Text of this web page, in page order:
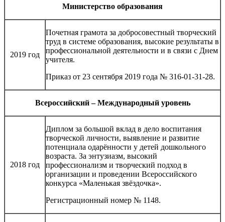
Министерство образования
2019 год
Почетная грамота за добросовестный творческий
труд в системе образования, высокие результаты в
профессиональной деятельности и в связи с Днем
учителя.
Приказ от 23 сентября 2019 года № 316-01-31-28.
Всероссийский – Международный уровень
2018 год
Диплом за большой вклад в дело воспитания
творческой личности, выявление и развитие
потенциала одарённости у детей дошкольного
возраста. За энтузиазм, высокий
профессионализм и творческий подход в
организации и проведении Всероссийского
конкурса «Маленькая звёздочка».
Регистрационный номер № 1148.